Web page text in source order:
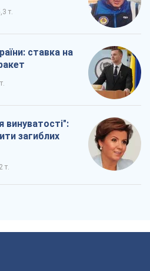
т.
ставка на
винуватості":
загиблих
т.